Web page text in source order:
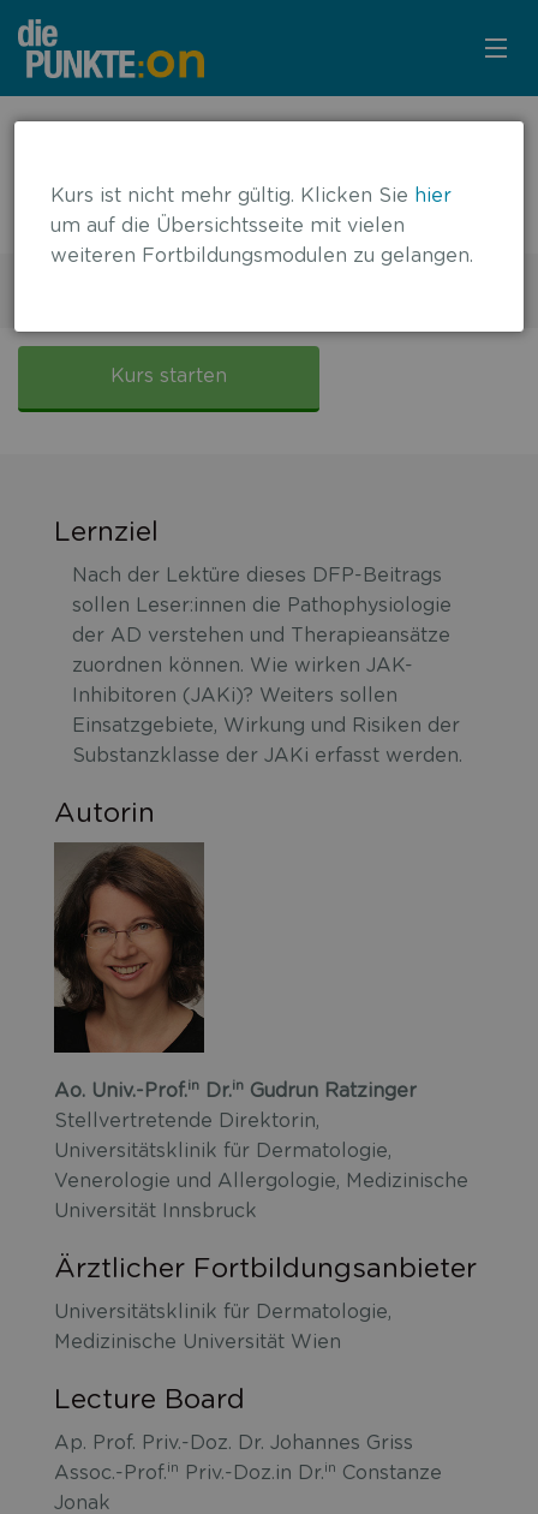
KURSÜBERSICHT
LOGIN
KOSTENLOS ANMELDEN
JAK-Inhibition bei atopischer
Dermatitis
JAK-
Kurs starten
Lernziel
Nach der Lektüre dieses DFP-Beitrags
sollen Leser:innen die Pathophysiologie
der AD verstehen und Therapieansätze
zuordnen können. Wie wirken JAK-
Inhibitoren (JAKi)? Weiters sollen
Einsatzgebiete, Wirkung und Risiken der
Substanzklasse der JAKi erfasst werden.
Autorin
Ao. Univ.-Prof.in Dr.in Gudrun Ratzinger
Stellvertretende Direktorin,
Universitätsklinik für Dermatologie,
Venerologie und Allergologie, Medizinische
Universität Innsbruck
Ärztlicher Fortbildungsanbieter
Universitätsklinik für Dermatologie,
Medizinische Universität Wien
Lecture Board
Ap. Prof. Priv.-Doz. Dr. Johannes Griss
Assoc.-Prof.in Priv.-Doz.in Dr.in Constanze
Jonak
Kurs ist nicht mehr gültig. Klicken Sie hier
um auf die Übersichtsseite mit vielen
weiteren Fortbildungsmodulen zu gelangen.